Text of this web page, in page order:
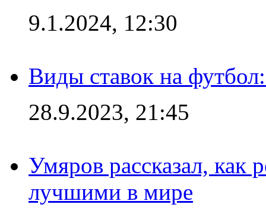
9.1.2024, 12:30
Виды ставок на
28.9.2023, 21:45
Умяров рассказал, как
лучшими в мире